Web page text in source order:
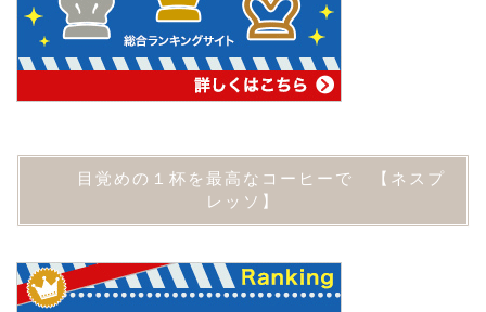
目覚めの１杯を最高なコーヒーで 【ネスプ
レッソ】